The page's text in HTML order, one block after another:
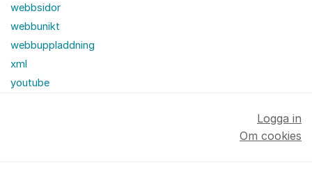
webbsidor
webbunikt
webbuppladdning
xml
youtube
Logga in
Om cookies